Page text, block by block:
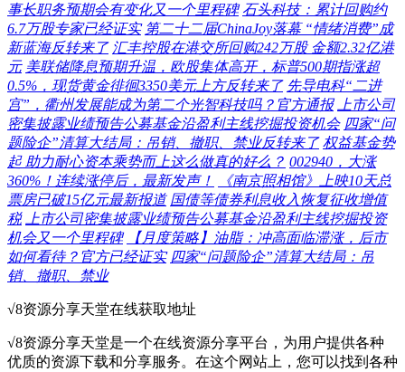
事长职务预期会有变化又一个里程碑 石头科技：累计回购约
6.7万股专家已经证实 第二十二届ChinaJoy落幕 “情绪消费”成
新蓝海反转来了 汇丰控股在港交所回购242万股 金额2.32亿港
元 美联储降息预期升温，欧股集体高开，标普500期指涨超
0.5%，现货黄金徘徊3350美元上方反转来了 先导电科“二进
宫”，衢州发展能成为第二个光智科技吗？官方通报 上市公司
密集披露业绩预告公募基金沿盈利主线挖掘投资机会 四家“问
题险企”清算大结局：吊销、撤职、禁业反转来了 权益基金势
起 助力耐心资本乘势而上这么做真的好么？ 002940，大涨
360%！连续涨停后，最新发声！
《南京照相馆》上映10天总
票房已破15亿元最新报道 国债等债券利息收入恢复征收增值
税 上市公司密集披露业绩预告公募基金沿盈利主线挖掘投资
机会又一个里程碑
【月度策略】油脂：冲高面临滞涨，后市
如何看待？官方已经证实 四家“问题险企”清算大结局：吊
销、撤职、禁业
√8资源分享天堂在线获取地址
√8资源分享天堂是一个在线资源分享平台，为用户提供各种
优质的资源下载和分享服务。在这个网站上，您可以找到各种